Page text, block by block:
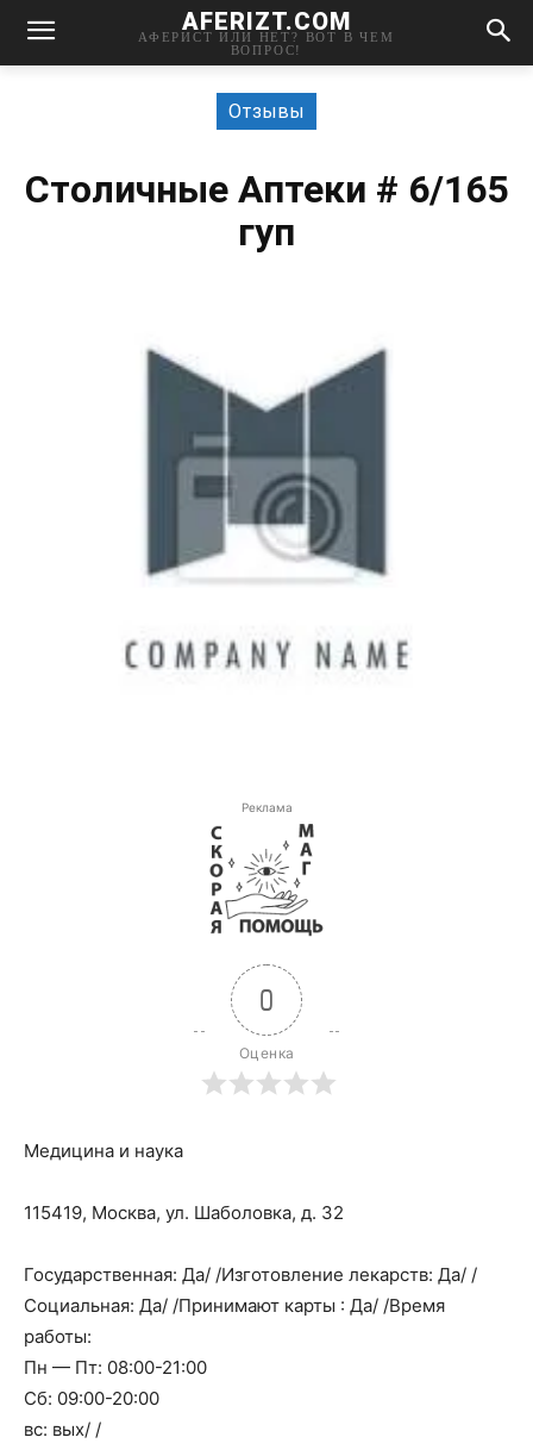
AFERIZT.COM
АФЕРИСТ ИЛИ НЕТ? ВОТ В ЧЕМ
ВОПРОС!
Отзывы
Столичные Аптеки # 6/165
гуп
Реклама
0
Оценка
Медицина и наука
115419, Москва, ул. Шаболовка, д. 32
Государственная: Да/ /Изготовление лекарств: Да/ /
Социальная: Да/ /Принимают карты : Да/ /Время
работы:
Пн — Пт: 08:00-21:00
Сб: 09:00-20:00
вс: вых/ /